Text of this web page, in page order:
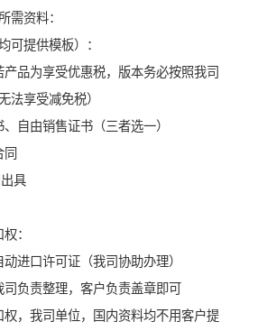
需资料：
可提供模板）：
产品为享受优惠税，版本务必按照我司
法享受减免税）
自由销售证书（三者选一）
具
：
动进口许可证（我司协助办理）
司负责整理，客户负责盖章即可
权，我司单位，国内资料均不用客户提